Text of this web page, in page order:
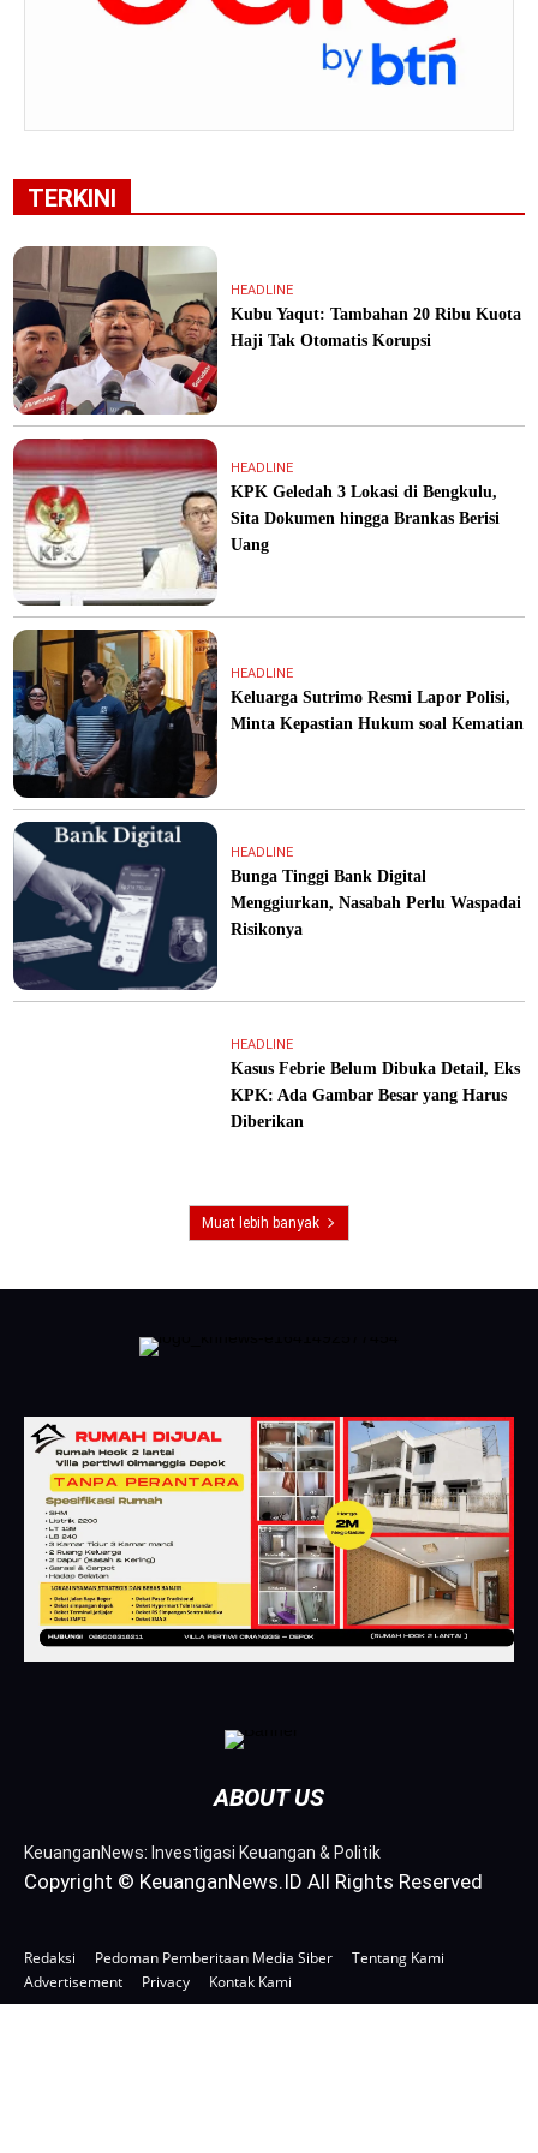
TERKINI
HEADLINE
Kubu Yaqut: Tambahan 20 Ribu Kuota
Haji Tak Otomatis Korupsi
HEADLINE
KPK Geledah 3 Lokasi di Bengkulu,
Sita Dokumen hingga Brankas Berisi
Uang
HEADLINE
Keluarga Sutrimo Resmi Lapor Polisi,
Minta Kepastian Hukum soal Kematian
HEADLINE
Bunga Tinggi Bank Digital
Menggiurkan, Nasabah Perlu Waspadai
Risikonya
HEADLINE
Kasus Febrie Belum Dibuka Detail, Eks
KPK: Ada Gambar Besar yang Harus
Diberikan
Muat lebih banyak
ABOUT US
KeuanganNews: Investigasi Keuangan & Politik
Copyright © KeuanganNews.ID All Rights Reserved
Redaksi Pedoman Pemberitaan Media Siber
Tentang Kami
Advertisement
Privacy Kontak Kami